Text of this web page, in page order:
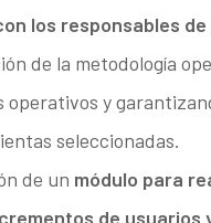
los responsables de
de la metodología
y
seleccionadas.
de un módulo para
de